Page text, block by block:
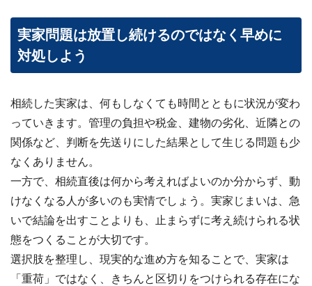
実家問題は放置し続けるのではなく早めに
対処しよう
相続した実家は、何もしなくても時間とともに状況が変わ
っていきます。管理の負担や税金、建物の劣化、近隣との
関係など、判断を先送りにした結果として生じる問題も少
なくありません。
一方で、相続直後は何から考えればよいのか分からず、動
けなくなる人が多いのも実情でしょう。 実家じまいは、急
いで結論を出すことよりも、止まらずに考え続けられる状
態をつくることが大切です。
選択肢を整理し、現実的な進め方を知ることで、実家は
「重荷」ではなく、きちんと区切りをつけられる存在にな